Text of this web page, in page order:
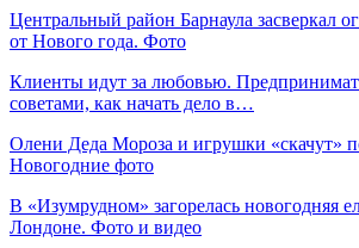
Центральный район Барнаула засверкал
от Нового года. Фото
Клиенты идут за любовью.
советами, как начать дело в…
Олени Деда Мороза и игрушки «скачут»
Новогодние фото
В «Изумрудном» загорелась новогодняя
Лондоне. Фото и видео